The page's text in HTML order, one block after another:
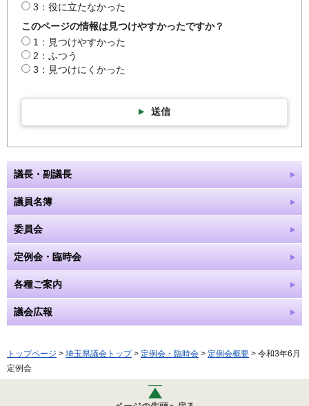
3：役に立たなかった
このページの情報は見つけやすかったですか？
1：見つけやすかった
2：ふつう
3：見つけにくかった
送信
議長・副議長
議員名簿
委員会
定例会・臨時会
各種ご案内
議会広報
トップページ > 埼玉県議会トップ> 定例会・臨時会 > 定例会概要 > 令和3年6月
定例会